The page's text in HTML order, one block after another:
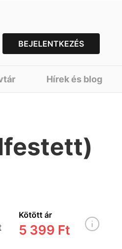
BEJELENTKEZÉS
Hírek és blog
Kötött ár
5 399 Ft